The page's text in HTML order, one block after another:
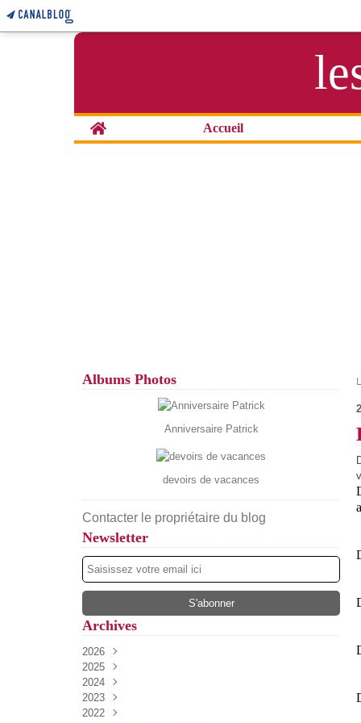
Home Accueil
Albums Photos
Anniversaire Patrick
devoirs de vacances
Contacter le propriétaire du blog
Newsletter
Archives
2026
Août
Juillet
Juin
Mai(13)
2025
Décembre
Novembre
Octobre
2024
Décembre
Novembre
2023
Décembre
2022